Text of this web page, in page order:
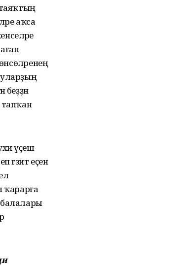
аҡса
уларҙың
тапҡан
үҫеш
гәзит еҫен
ҡарарға
балалары